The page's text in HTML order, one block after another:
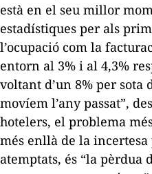
està en el seu millor
estadístiques per als
l’ocupació com la
entorn al 3% i al 4,3%
voltant d’un 8% per sota
movíem l’any passat”,
hotelers, el problema
més enllà de la
atemptats, és “la